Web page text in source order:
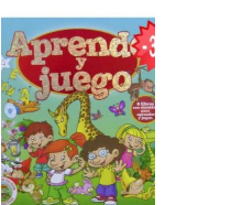
Infantil,Ofertas,Pasatiempos